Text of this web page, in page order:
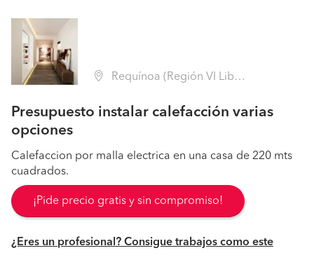
Requínoa (Región VI Libertador B. O'Higgins - Cachapoal)
Presupuesto instalar calefacción varias
opciones
Calefaccion por malla electrica en una casa de 220 mts
cuadrados.
¡Pide precio gratis y sin compromiso!
¿Eres un profesional? Consigue trabajos como este